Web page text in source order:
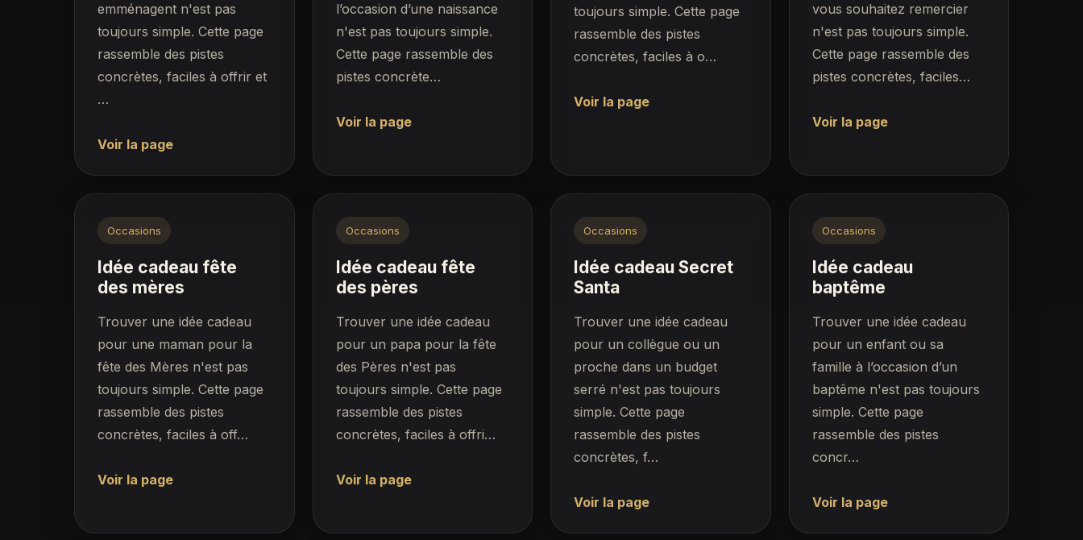
emménagent n'est pas
toujours simple. Cette page
rassemble des pistes
concrètes, faciles à offrir et
…
Voir la page
l’occasion d’une naissance
n'est pas toujours simple.
Cette page rassemble des
pistes concrète…
Voir la page
toujours simple. Cette page
rassemble des pistes
concrètes, faciles à o…
Voir la page
vous souhaitez remercier
n'est pas toujours simple.
Cette page rassemble des
pistes concrètes, faciles…
Voir la page
Occasions
Idée cadeau fête
des mères
Trouver une idée cadeau
pour une maman pour la
fête des Mères n'est pas
toujours simple. Cette page
rassemble des pistes
concrètes, faciles à off…
Voir la page
Occasions
Idée cadeau fête
des pères
Trouver une idée cadeau
pour un papa pour la fête
des Pères n'est pas
toujours simple. Cette page
rassemble des pistes
concrètes, faciles à offri…
Voir la page
Occasions
Idée cadeau Secret
Santa
Trouver une idée cadeau
pour un collègue ou un
proche dans un budget
serré n'est pas toujours
simple. Cette page
rassemble des pistes
concrètes, f…
Voir la page
Occasions
Idée cadeau
baptême
Trouver une idée cadeau
pour un enfant ou sa
famille à l’occasion d’un
baptême n'est pas toujours
simple. Cette page
rassemble des pistes
concr…
Voir la page